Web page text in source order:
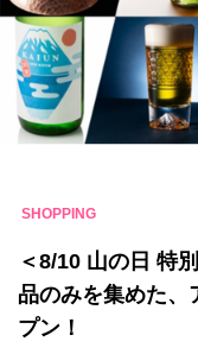
＜8/10 山の日 特
品のみを集めた、
プン！